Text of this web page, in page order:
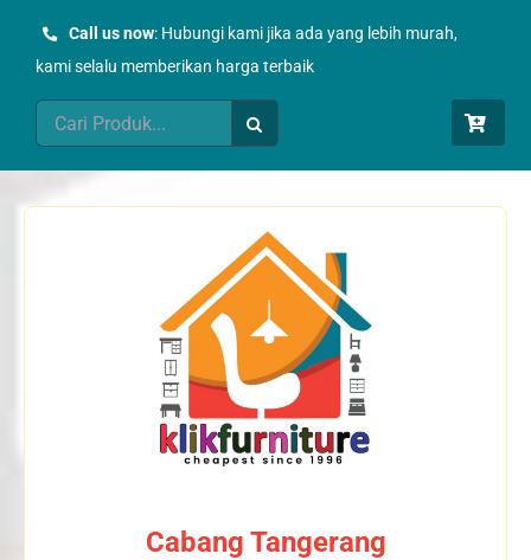
Call us now: Hubungi kami jika ada yang lebih murah,
kami selalu memberikan harga terbaik
Search
for:
Cabang Tangerang